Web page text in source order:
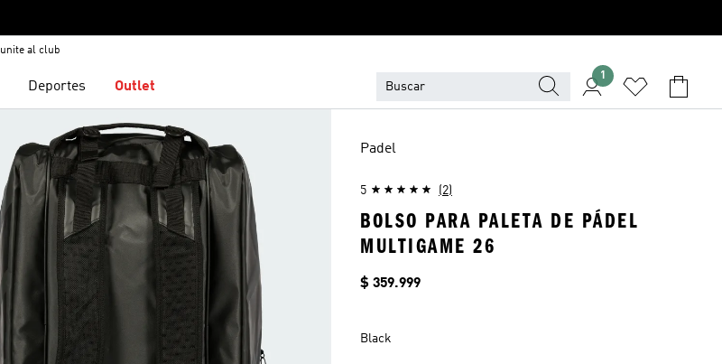
unite al club
Deportes Outlet
1
Padel
5 (2)
BOLSO PARA PALETA DE PÁDEL
MULTIGAME 26
Precio
$ 359.999
Black